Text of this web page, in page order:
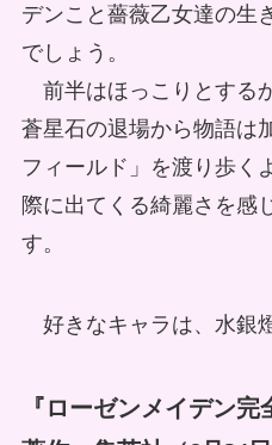
デンこと薔薇乙女達の生
でしょう。
前半はほっこりとする
蒼星石の退場から物語
フィールド」を渡り歩く
際に出てくる綺麗さを感
す。
好きなキャラは、水銀
『ローゼンメイデン